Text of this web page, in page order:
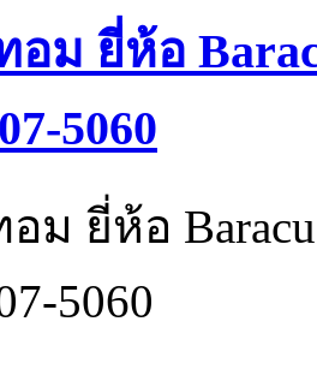
ม ยี่ห้อ
5060
ม ยี่ห้อ
5060